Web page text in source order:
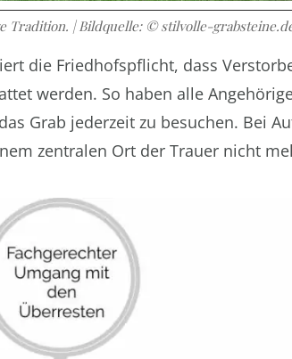
Tradition. | Bildquelle: © stilvolle-
die Friedhofspflicht, dass
werden. So haben alle
Grab jederzeit zu besuchen. Bei
zentralen Ort der Trauer nicht